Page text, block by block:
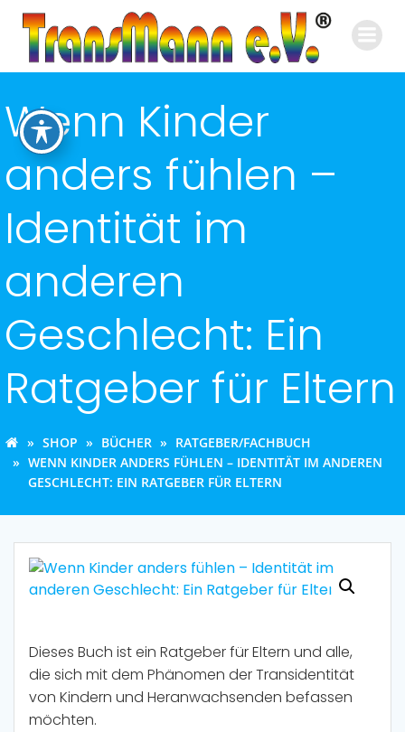
Zum
Inhalt
springen
Wenn Kinder
anders fühlen –
Identität im
anderen
Geschlecht: Ein
Ratgeber für Eltern
SHOP BÜCHER
RATGEBER/FACHBUCH
WENN KINDER ANDERS FÜHLEN – IDENTITÄT IM ANDEREN
GESCHLECHT: EIN RATGEBER FÜR ELTERN
Dieses Buch ist ein Ratgeber für Eltern und alle,
die sich mit dem Phänomen der Transidentität
von Kindern und Heranwachsenden befassen
möchten.